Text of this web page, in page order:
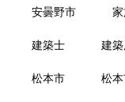
安曇野市
建築士 建
松本市 松